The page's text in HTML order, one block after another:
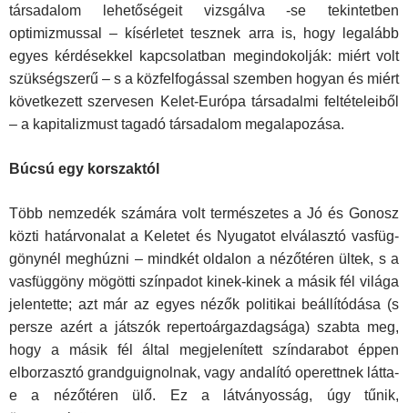
társadalom lehetőségeit vizsgálva -se tekintetben
optimizmussal – kísérletet tesznek arra is, hogy legalább
egyes kérdésekkel kapcsolatban megindokolják: miért volt
szükségszerű – s a közfelfogással szemben hogyan és miért
következett szervesen Kelet-Európa társadalmi feltételeiből
– a kapitalizmust tagadó társadalom megalapozása.
Búcsú egy korszaktól
Több nemzedék számára volt természetes a Jó és Gonosz
közti határvonalat a Keletet és Nyugatot elválasztó vasfüg­
gönynél meghúzni – mindkét oldalon a nézőtéren ültek, s a
vasfüggöny mögötti színpadot kinek-kinek a másik fél világa
jelentette; azt már az egyes nézők politikai beállítódása (s
per­sze azért a játszók repertoárgazdagsága) szabta meg,
hogy a másik fél által megjelenített színdarabot éppen
elborzasztó grandguignolnak, vagy andalító operettnek látta-
e a nézőté­ren ülő. Ez a látványosság, úgy tűnik,